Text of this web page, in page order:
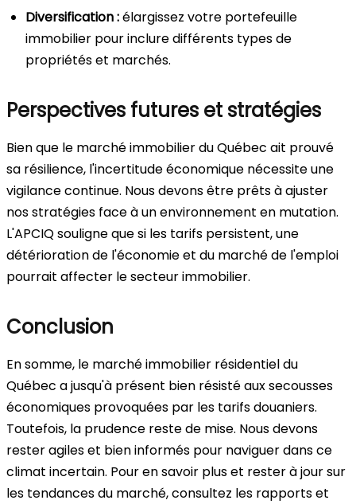
Diversification :élargissez votre portefeuille
immobilier pour inclure différents types de
propriétés et marchés.
Perspectives futures et stratégies
Bien que le marché immobilier du Québec ait prouvé
sa résilience, l'incertitude économique nécessite une
vigilance continue. Nous devons être prêts à ajuster
nos stratégies face à un environnement en mutation.
L'APCIQ souligne que si les tarifs persistent, une
détérioration de l'économie et du marché de l'emploi
pourrait affecter le secteur immobilier.
Conclusion
En somme, le marché immobilier résidentiel du
Québec a jusqu'à présent bien résisté aux secousses
économiques provoquées par les tarifs douaniers.
Toutefois, la prudence reste de mise. Nous devons
rester agiles et bien informés pour naviguer dans ce
climat incertain. Pour en savoir plus et rester à jour sur
les tendances du marché, consultez les rapports et